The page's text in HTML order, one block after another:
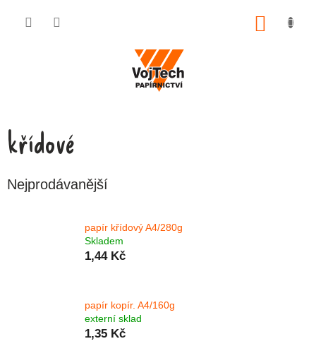
křídové
Nejprodávanější
papír křídový A4/280g
Skladem
1,44 Kč
papír kopír. A4/160g
externí sklad
1,35 Kč